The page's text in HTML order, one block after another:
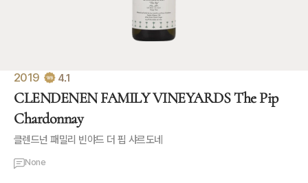
2019 4.1
CLENDENEN FAMILY VINEYARDS The Pip
Chardonnay
클렌드넌 패밀리 빈야드 더 핍 샤르도네
None